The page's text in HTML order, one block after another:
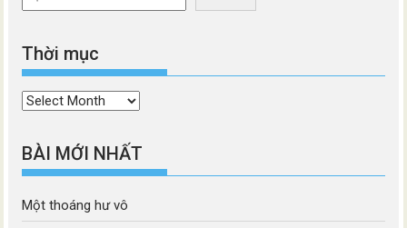
Thời mục
Thời
BÀI MỚI NHẤT
Một thoáng hư vô